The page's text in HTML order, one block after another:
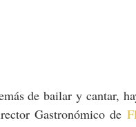
de bailar y cantar,
Gastronómico de